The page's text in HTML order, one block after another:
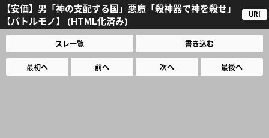
【安価】男「神の支配する国」悪魔「殺神器で神を殺せ」
【バトルモノ】 (HTML化済み)
URI
スレ一覧 書き込む
最初へ 前へ 次へ 最後へ